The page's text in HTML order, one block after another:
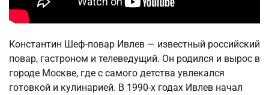
Константин Шеф-повар Ивлев — известный российский
повар, гастроном и телеведущий. Он родился и вырос в
городе Москве, где с самого детства увлекался
готовкой и кулинарией. В 1990-х годах Ивлев начал